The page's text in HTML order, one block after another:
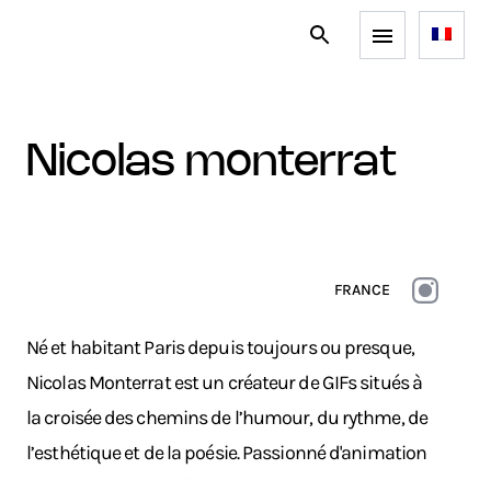
nicolas monterrat
FRANCE
Né et habitant Paris depuis toujours ou presque,
Nicolas Monterrat est un créateur de GIFs situés à
la croisée des chemins de l’humour, du rythme, de
l’esthétique et de la poésie. Passionné d'animation